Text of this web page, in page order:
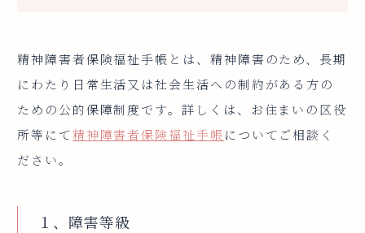
精神障害者保険福祉手帳とは、精神障害のため、長期
にわたり日常生活又は社会生活への制約がある方の
ための公的保障制度です。詳しくは、お住まいの区役
所等にて精神障害者保険福祉手帳についてご相談く
ださい。
１、障害等級